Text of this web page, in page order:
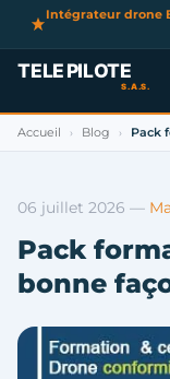
Intégrateur drone
Accueil › Blog › Pack
06 juillet 2026 —
Pack
bonne